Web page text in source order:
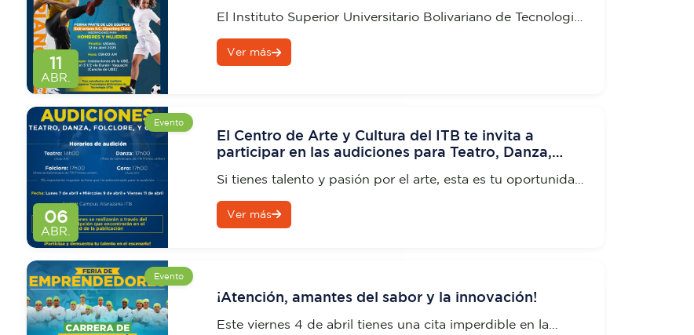
11
ABR.
El Instituto Superior Universitario Bolivariano de Tecnologia
(ITB) te invita a ser parte de la Convocatoria 2025
Ver más
06
ABR.
Evento
El Centro de Arte y Cultura del ITB te invita a
participar en las audiciones para Teatro, Danza,
Si tienes talento y pasión por el arte, esta es tu oportunidad
Ver más
Evento
¡Atención, amantes del sabor y la innovación!
Este viernes 4 de abril tienes una cita imperdible en la